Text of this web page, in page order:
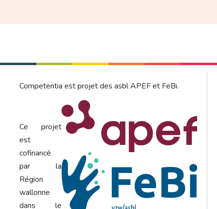
Competentia est projet des asbl APEF et FeBi.
Ce projet
est
cofinancé
par la
Région
wallonne
dans le